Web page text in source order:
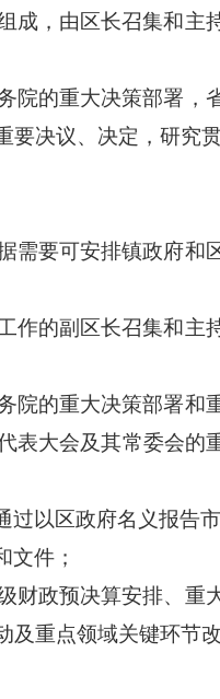
成，由区长召集和主
院的重大决策部署，
决议、决定，研究
需要可安排镇政府和
作的副区长召集和主
院的重大决策部署和
表大会及其常委会的
以区政府名义报告
文件；
财政预决算安排、重
重点领域关键环节